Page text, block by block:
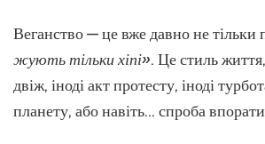
Веганство — це вже давно не тільки
жують тільки хіпі». Це стиль
двіж, іноді акт протесту, іноді
планету, або навіть… спроба